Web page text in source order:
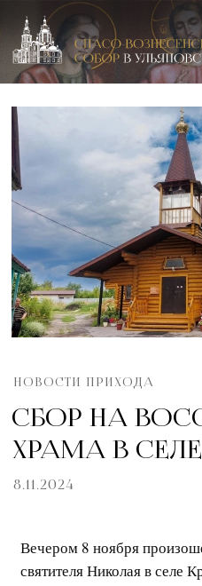
Спасо-Вознесенский
НОВОСТИ ПРИХОДА
СБОР НА
ХРАМА В
8.11.2024
Вечером 8 ноября
святителя Николая в селе